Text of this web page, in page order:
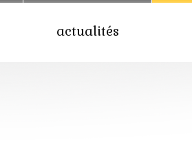
actualités